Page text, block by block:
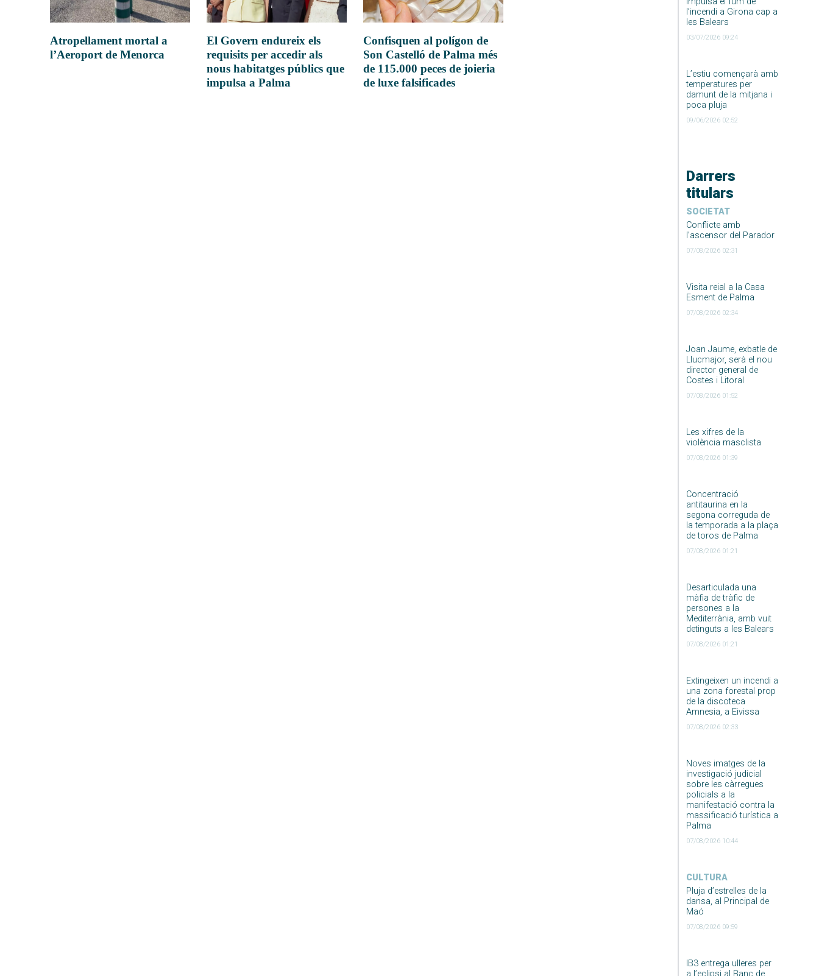
l’incendi a Girona cap a
les Balears
03/07/2026 09:24
L’estiu començarà amb
temperatures per
damunt de la mitjana i
poca pluja
09/06/2026 02:52
Darrers
titulars
SOCIETAT
Conflicte amb
l’ascensor del Parador
07/08/2026 02:31
Visita reial a la Casa
Esment de Palma
07/08/2026 02:34
Joan Jaume, exbatle de
Llucmajor, serà el nou
director general de
Costes i Litoral
07/08/2026 01:52
Les xifres de la
violència masclista
07/08/2026 01:39
Concentració
antitaurina en la
segona correguda de
la temporada a la plaça
de toros de Palma
07/08/2026 01:21
Desarticulada una
màfia de tràfic de
persones a la
Mediterrània, amb vuit
detinguts a les Balears
07/08/2026 01:21
Extingeixen un incendi a
una zona forestal prop
de la discoteca
Amnesia, a Eivissa
07/08/2026 02:33
Noves imatges de la
investigació judicial
sobre les càrregues
policials a la
manifestació contra la
massificació turística a
Palma
07/08/2026 10:44
CULTURA
Pluja d’estrelles de la
dansa, al Principal de
Maó
07/08/2026 09:59
IB3 entrega ulleres per
a l’eclipsi al Banc de
Atropellament mortal a
l’Aeroport de Menorca
El Govern endureix els
requisits per accedir als
nous habitatges públics que
impulsa a Palma
Confisquen al polígon de
Son Castelló de Palma més
de 115.000 peces de joieria
de luxe falsificades